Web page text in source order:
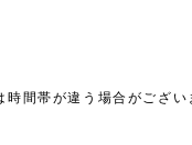
間帯が違う場合がござい